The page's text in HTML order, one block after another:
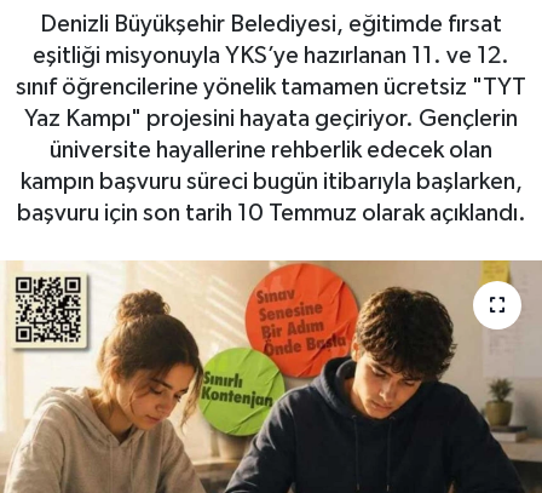
Denizli Büyükşehir Belediyesi, eğitimde fırsat
eşitliği misyonuyla YKS’ye hazırlanan 11. ve 12.
sınıf öğrencilerine yönelik tamamen ücretsiz "TYT
Yaz Kampı" projesini hayata geçiriyor. Gençlerin
üniversite hayallerine rehberlik edecek olan
kampın başvuru süreci bugün itibarıyla başlarken,
başvuru için son tarih 10 Temmuz olarak açıklandı.
Haber Arşivi